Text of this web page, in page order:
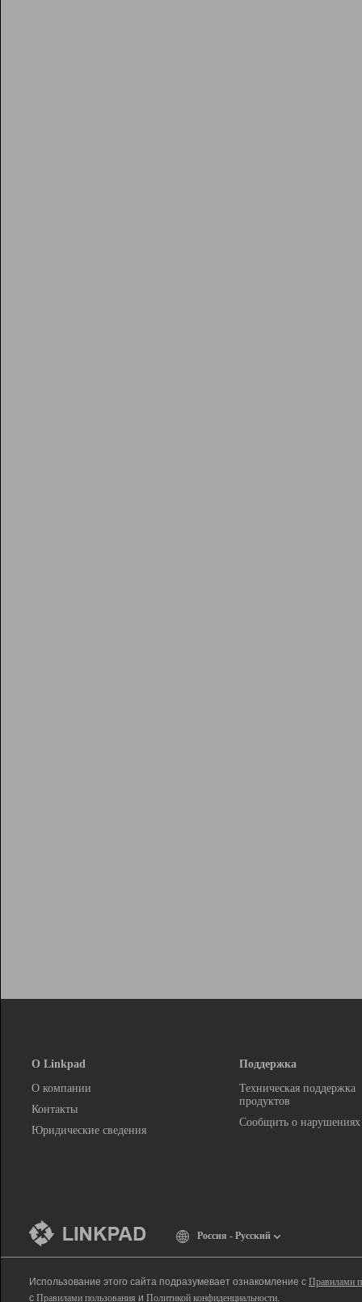
О Linkpad
О компании
Контакты
Юридические сведения
Поддержка
Техническая поддержка
продуктов
Сообщить о нарушениях
Россия - Русский
Использование этого сайта подразумевает ознакомление с Правилами
с Правилами пользования и Политикой конфиденциальности.